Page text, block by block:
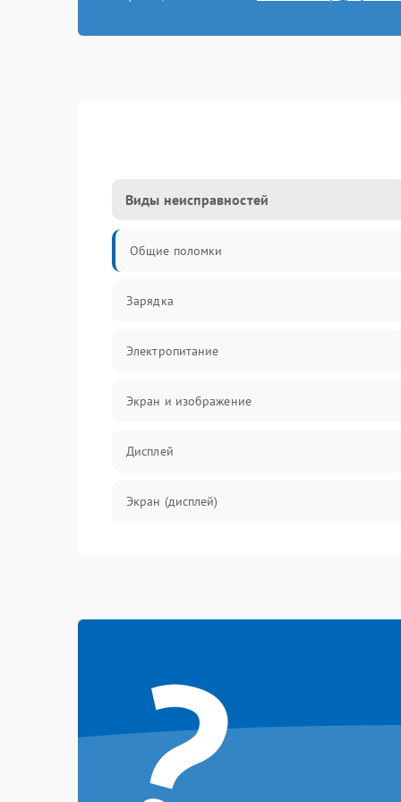
Виды неисправностей
Общие поломки
Зарядка
Электропитание
Экран и изображение
Дисплей
Экран (дисплей)
Влага и механические повреждения
Сеть и интернет